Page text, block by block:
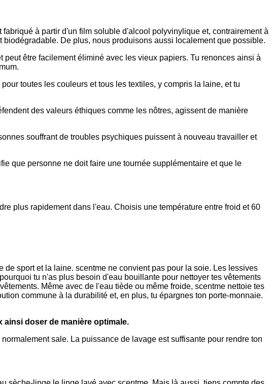
à partir d'un film soluble d'alcool polyvinylique et, contrairement à
De plus, nous produisons aussi localement que possible.
être facilement éliminé avec les vieux papiers. Tu renonces ainsi à
toutes les couleurs et tous les textiles, y compris la laine, et tu
des valeurs éthiques comme les nôtres, agissent de manière
souffrant de troubles psychiques puissent à nouveau travailler et
que personne ne doit faire une tournée supplémentaire et que le
plus rapidement dans l'eau. Choisis une température entre froid et 60
sport et la laine. scentme ne convient pas pour la soie. Les lessives
tu n'as plus besoin d'eau bouillante pour nettoyer tes vêtements
Même avec de l'eau tiède ou même froide, scentme nettoie tes
commune à la durabilité et, en plus, tu épargnes ton porte-monnaie.
ainsi doser de manière optimale.
sale. La puissance de lavage est suffisante pour rendre ton